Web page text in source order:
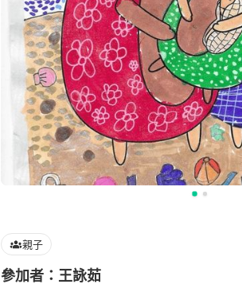
親子
參加者：王詠茹